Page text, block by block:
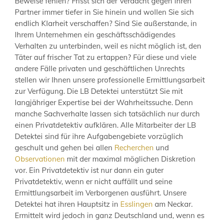
Partner immer tiefer in Sie hinein und wollen Sie sich
endlich Klarheit verschaffen? Sind Sie außerstande, in
Ihrem Unternehmen ein geschäftsschädigendes
Verhalten zu unterbinden, weil es nicht möglich ist, den
Täter auf frischer Tat zu ertappen? Für diese und viele
andere Fälle privaten und geschäftlichen Unrechts
stellen wir Ihnen unsere professionelle Ermittlungsarbeit
zur Verfügung. Die LB Detektei unterstützt Sie mit
langjähriger Expertise bei der Wahrheitssuche. Denn
manche Sachverhalte lassen sich tatsächlich nur durch
einen Privatdetektiv aufklären. Alle Mitarbeiter der LB
Detektei sind für ihre Aufgabengebiete vorzüglich
geschult und gehen bei allen Recherchen und
Observationen mit der maximal möglichen Diskretion
vor. Ein Privatdetektiv ist nur dann ein guter
Privatdetektiv, wenn er nicht auffällt und seine
Ermittlungsarbeit im Verborgenen ausführt. Unsere
Detektei hat ihren Hauptsitz in Esslingen am Neckar.
Ermittelt wird jedoch in ganz Deutschland und, wenn es